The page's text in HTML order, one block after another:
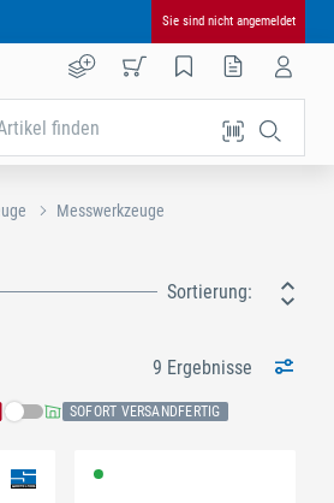
Sie sind nicht angemeldet
finden
Messwerkzeuge
Sortierung:
9 Ergebnisse
SOFORT VERSANDFERTIG